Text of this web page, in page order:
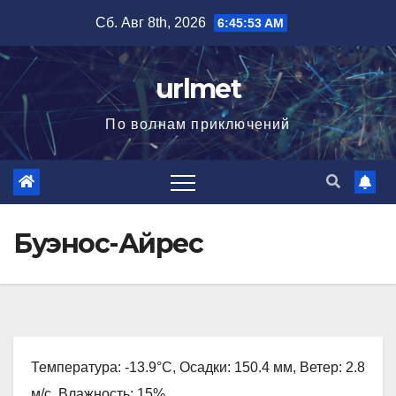
содержимому
Сб. Авг 8th, 2026 6:45:54 AM
urlmet
По волнам приключений
Буэнос-Айрес
Температура: -13.9°C, Осадки: 150.4 мм, Ветер: 2.8